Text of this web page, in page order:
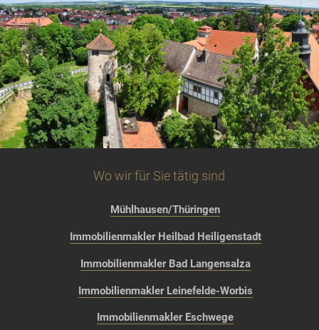
Wo wir für Sie tätig sind
Mühlhausen/Thüringen
Immobilienmakler Heilbad Heiligenstadt
Immobilienmakler Bad Langensalza
Immobilienmakler Leinefelde-Worbis
Immobilienmakler Eschwege